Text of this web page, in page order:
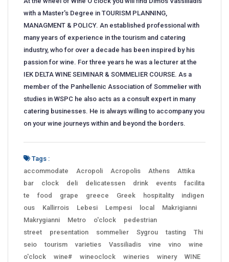
with a Master's Degree in TOURISM PLANNING,
MANAGMENT & POLICY. An established professional with
many years of experience in the tourism and catering
industry, who for over a decade has been inspired by his
passion for wine. For three years he was a lecturer at the
IEK DELTA WINE SEIMINAR & SOMMELIER COURSE. As a
member of the Panhellenic Association of Sommelier with
studies in WSPC he also acts as a consult expert in many
catering businesses. He is always willing to accompany you
on your wine journeys within and beyond the borders.
Tags :
accommodate
Acropoli Acropolis Athens
Attika
bar
clock deli delicatessen drink events
facilita
te
food grape greece Greek hospitality
indigen
ous
Kallirrois Lebesi Lempesi local
Makrigianni
Makrygianni
Metro o'clock
pedestrian
street
presentation sommelier Sygrou tasting
Thi
seio
tourism varieties Vassiliadis vine vino
wine
o'clock
wine# wineoclock wineries winery
WINE